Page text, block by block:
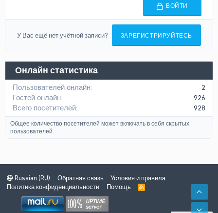
ВОЙТИ
У Вас ещё нет учётной записи? ЗАРЕГИСТРИРУЙТЕСЬ
Онлайн статистика
Пользователей онлайн
2
Гостей онлайн
926
Всего посетителей
928
Общее количество посетителей может включать в себя скрытых
пользователей.
Russian (RU) Обратная связь
Условия и правила
Политика конфиденциальности
Помощь
R
S